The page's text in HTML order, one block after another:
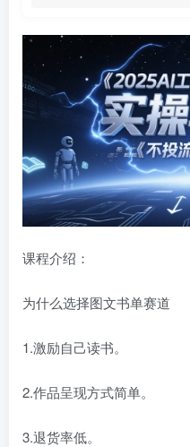
课程介绍：
为什么选择图文书单赛道
1.激励自己读书。
2.作品呈现方式简单。
3.退货率低。